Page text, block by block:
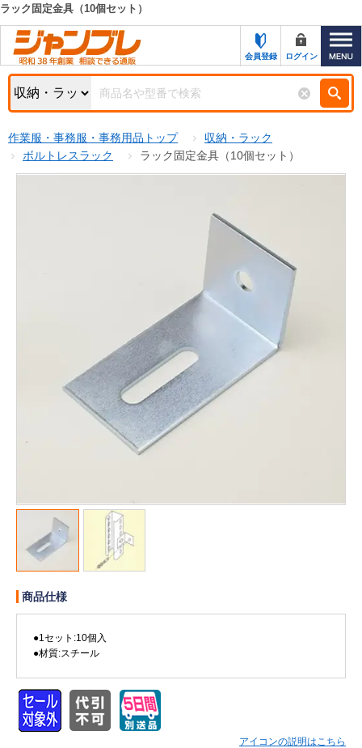
カテゴリー一覧
お知らせ
特集・キャンペーン一覧
初めての方へ
お問い合わせ
新規登録キャンペーン
名入れ刺繍
メーカーカタログ一覧
試着サンプル無料貸し出し
クイックオーダー
（注文番号からご注文）
ログアウト
キーワード検索
検索条件
おすすめ
販売価格(税抜き)で絞る
円から
ラック固定金具（10個セット）
会員登録 ログイン
作業服・事務服・事務用品トップ
収納・ラック
ボルトレスラック
ラック固定金具（10個セット）
商品仕様
●1セット:10個入
●材質:スチール
アイコンの説明はこちら